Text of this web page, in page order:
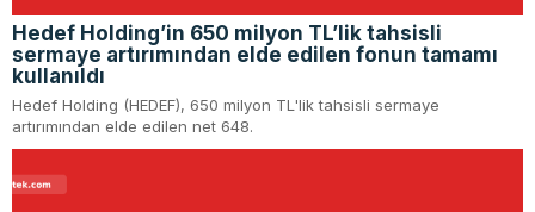
Hedef Holding’in 650 milyon TL’lik tahsisli
sermaye artırımından elde edilen fonun tamamı
kullanıldı
Hedef Holding (HEDEF), 650 milyon TL'lik tahsisli sermaye
artırımından elde edilen net 648.